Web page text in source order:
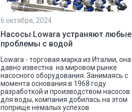
6 октября, 2024
Насосы Lowara устраняют любые
проблемы с водой
Lowara - торговая марка из Италии, она
давно известна на мировом рынке
насосного оборудования. Занимаясь с
момента основания в 1968 году
разработкой и производством насосов
для воды, компания добилась на этом
поприще немалых успехов.